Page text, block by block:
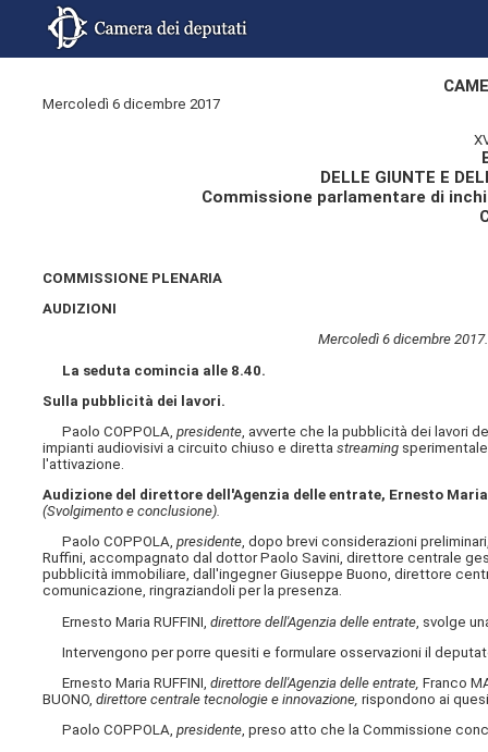
Mercoledì 6 dicembre 2017
DELLE GIUNTE E
Commissione parlamentare di
COMMISSIONE PLENARIA
AUDIZIONI
Mercoledì 6 dicembre
La seduta comincia alle 8.40.
Sulla pubblicità dei lavori.
Paolo COPPOLA,presidente , avverte che la pubblicità dei lavori
impianti audiovisivi a circuito chiuso e direttastreaming
l'attivazione.
Audizione del direttore dell'Agenzia delle entrate, Ernesto
(Svolgimento e conclusione).
Paolo COPPOLA,presidente, dopo brevi considerazioni
Ruffini, accompagnato dal dottor Paolo Savini, direttore centrale
pubblicità immobiliare, dall'ingegner Giuseppe Buono, direttore
comunicazione, ringraziandoli per la presenza.
Ernesto Maria RUFFINI,direttore dell'Agenzia delle entrate , svolge
Intervengono per porre quesiti e formulare osservazioni il
Ernesto Maria RUFFINI,direttore dell'Agenzia delle entrate, Franco
BUONO,direttore centrale tecnologie e innovazione,rispondono ai
Paolo COPPOLA,presidente, preso atto che la Commissione